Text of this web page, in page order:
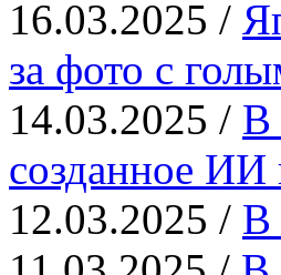
16.03.2025 /
за фото с
14.03.2025 / В
созданное ИИ
12.03.2025 / В